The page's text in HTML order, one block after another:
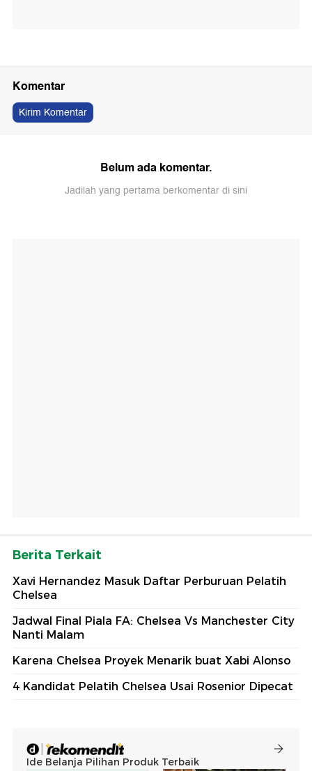
Komentar
Kirim Komentar
Belum ada komentar.
Jadilah yang pertama berkomentar di sini
Berita Terkait
Xavi Hernandez Masuk Daftar Perburuan Pelatih
Chelsea
Jadwal Final Piala FA: Chelsea Vs Manchester City
Nanti Malam
Karena Chelsea Proyek Menarik buat Xabi Alonso
4 Kandidat Pelatih Chelsea Usai Rosenior Dipecat